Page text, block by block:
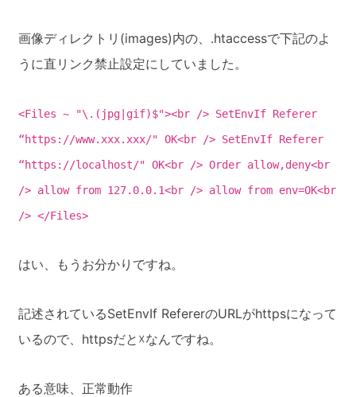
画像ディレクトリ(images)内の、.htaccessで下記のよ
うに直リンク禁止設定にしていました。
<Files ~ "\.(jpg|gif)$"><br /> SetEnvIf Referer
“https://www.xxx.xxx/" OK<br /> SetEnvIf Referer
“https://localhost/" OK<br /> Order allow,deny<br
/> allow from 127.0.0.1<br /> allow from env=OK<br
/> </Files>
はい、もうお分かりですね。
記述されているSetEnvIf RefererのURLがhttpsになって
いるので、httpsだと☓なんですね。
ある意味、正常動作